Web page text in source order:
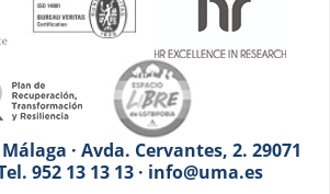
· Avda. Cervantes, 2. 29071
952 13 13 13 · info@uma.es